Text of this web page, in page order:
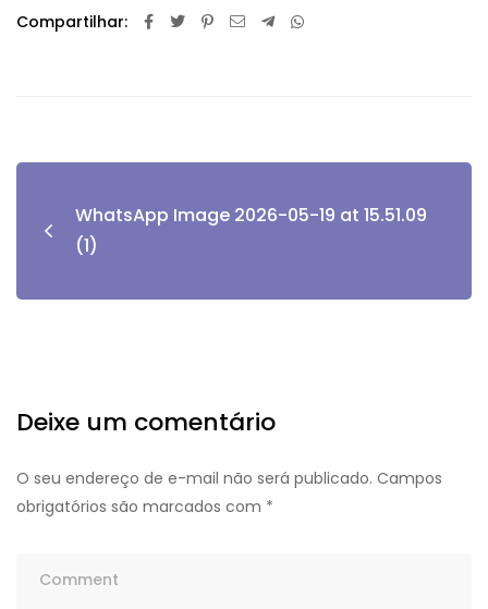
Compartilhar:
WhatsApp Image 2026-05-19 at 15.51.09
(1)
Deixe um comentário
O seu endereço de e-mail não será publicado. Campos
obrigatórios são marcados com *